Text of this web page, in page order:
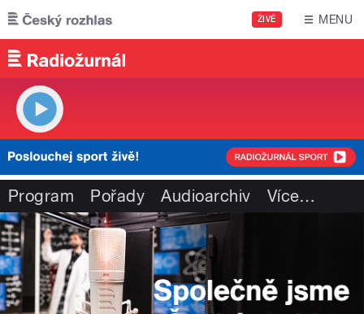
Přejít k hlavnímu obsahu
ŽIVĚ MENU
Program Pořady Audioarchiv Více…